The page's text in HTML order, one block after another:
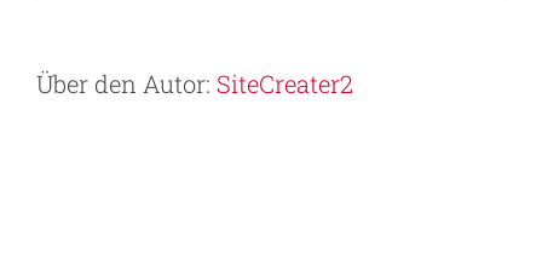
Über den Autor: SiteCreater2